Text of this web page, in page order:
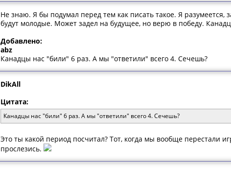
Не знаю. Я бы подумал перед тем как писать такое. Я
будут молодые. Может задел на будущее, но верю в победу.
Добавлено:
abz
Канадцы нас "били" 6 раз. А мы "ответили" всего 4. Сечешь?
DikAll
Цитата:
Канадцы нас "били" 6 раз. А мы "ответили" всего 4. Сечешь?
Это ты какой период посчитал? Тот, когда мы вообще перестали
прослезись.